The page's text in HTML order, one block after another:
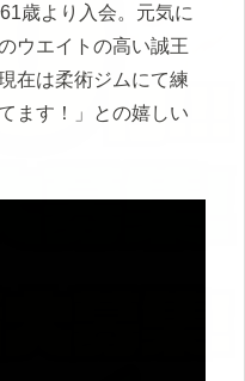
歳より入会。元気に
ウエイトの高い誠王
在は柔術ジムにて練
ます！」との嬉しい